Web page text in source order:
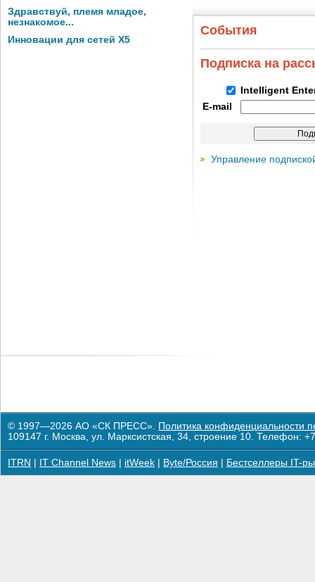
Здравствуй, племя младое,
незнакомое...
Инновации для сетей X5
События
Подписка на
Intelligent
E-mail
Управление
© 1997—2026 АО «СК ПРЕСС». Политика конфиденциальности
109147 г. Москва, ул. Марксистская, 34, строение 10. Телефон:
ITRN IT Channel News itWeek Byte/Россия Бестселлеры IT-